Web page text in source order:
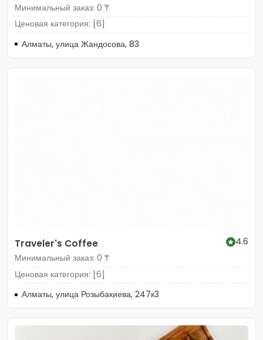
Минимальный заказ: 0 ₸
Ценовая категория: [6]
Алматы, улица Жандосова, 83
Traveler's Coffee
4.6
Минимальный заказ: 0 ₸
Ценовая категория: [6]
Алматы, улица Розыбакиева, 247к3